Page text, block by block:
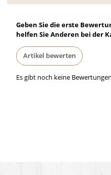
Geben Sie die erste
helfen Sie Anderen bei der
Artikel bewerten
Es gibt noch keine